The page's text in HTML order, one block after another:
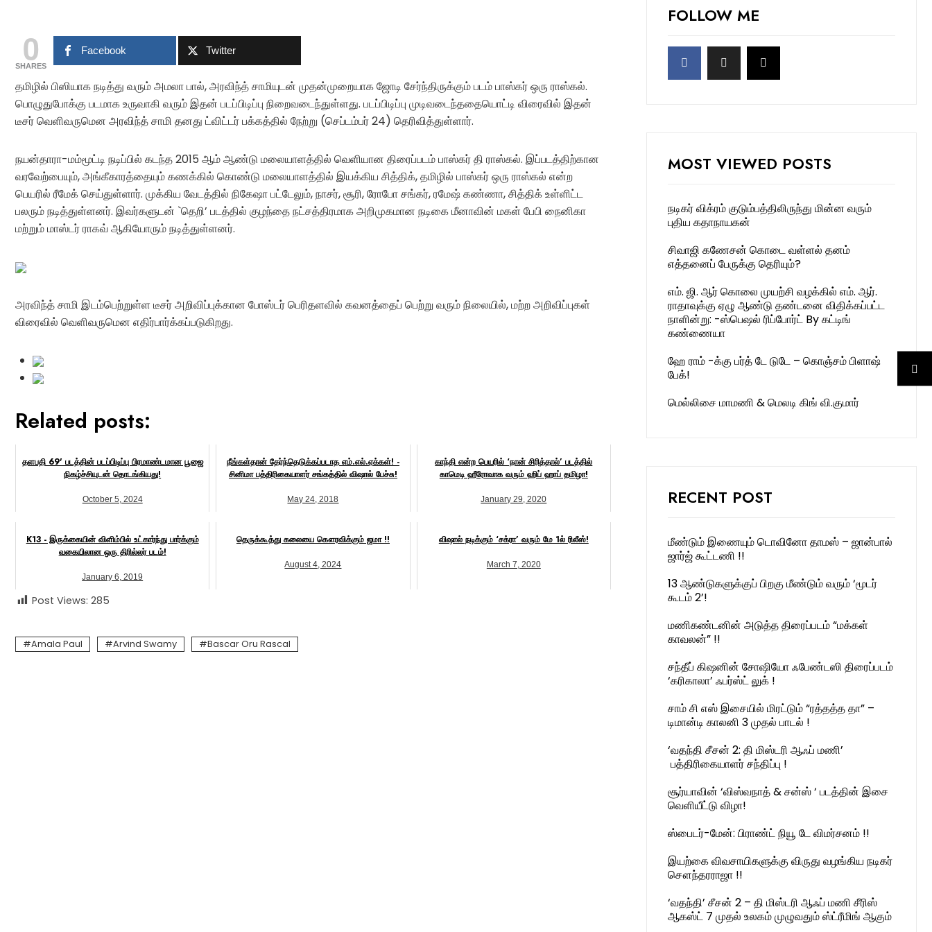
0
SHARES
Facebook Twitter
தமிழில் பிஸியாக நடித்து வரும் அமலா பால், அரவிந்த் சாமியுடன் முதன்முறையாக ஜோடி சேர்ந்திருக்கும் படம் பாஸ்கர் ஒரு ராஸ்கல்.
பொழுதுபோக்கு படமாக உருவாகி வரும் இதன் படப்பிடிப்பு நிறைவடைந்துள்ளது. படப்பிடிப்பு முடிவடைந்ததையொட்டி விரைவில் இதன்
டீசர் வெளிவருமென அரவிந்த் சாமி தனது ட்விட்டர் பக்கத்தில் நேற்று (செப்டம்பர் 24) தெரிவித்துள்ளார்.
நயன்தாரா-மம்மூட்டி நடிப்பில் கடந்த 2015 ஆம் ஆண்டு மலையாளத்தில் வெளியான திரைப்படம் பாஸ்கர் தி ராஸ்கல். இப்படத்திற்கான
வரவேற்பையும், அங்கீகாரத்தையும் கணக்கில் கொண்டு மலையாளத்தில் இயக்கிய சித்திக், தமிழில் பாஸ்கர் ஒரு ராஸ்கல் என்ற
பெயரில் ரீமேக் செய்துள்ளார். முக்கிய வேடத்தில் நிகேஷா பட்டேலும், நாசர், சூரி, ரோபோ சங்கர், ரமேஷ் கண்ணா, சித்திக் உள்ளிட்ட
பலரும் நடித்துள்ளனர். இவர்களுடன் `தெறி’ படத்தில் குழந்தை நட்சத்திரமாக அறிமுகமான நடிகை மீனாவின் மகள் பேபி நைனிகா
மற்றும் மாஸ்டர் ராகவ் ஆகியோரும் நடித்துள்ளனர்.
அரவிந்த் சாமி இடம்பெற்றுள்ள டீசர் அறிவிப்புக்கான போஸ்டர் பெரிதளவில் கவனத்தைப் பெற்று வரும் நிலையில், மற்ற அறிவிப்புகள்
விரைவில் வெளிவருமென எதிர்பார்க்கப்படுகிறது.
Related posts:
தளபதி 69' படத்தின் படப்பிடிப்பு பிரமாண்டமான பூஜை
நிகழ்ச்சியுடன் தொடங்கியது!
October 5, 2024
நீங்கள்தான் தேர்ந்தெடுக்கப்படாத எம்.எல்.ஏக்கள்! -
சினிமா பத்திரிகையாளர் சங்கத்தில் விஷால் பேச்சு!
May 24, 2018
காந்தி என்ற பெயரில் ‘நான் சிரித்தால்’ படத்தில்
காமெடி ஹீரோவாக வரும் ஹிப் ஹாப் தமிழா!
January 29, 2020
K13 - இருக்கையின் விளிம்பில் உட்கார்ந்து பார்க்கும்
வகையிலான ஒரு திரில்லர் படம்!
January 6, 2019
தெருக்கூத்து கலையை கௌரவிக்கும் ஜமா !!
August 4, 2024
விஷால் நடிக்கும் ‘சக்ரா’ வரும் மே 1ல் ரிலீஸ்!
March 7, 2020
Post Views: 285
Amala Paul Arvind Swamy Bascar Oru Rascal
FOLLOW ME
MOST VIEWED POSTS
நடிகர் விக்ரம் குடும்பத்திலிருந்து மின்ன வரும்
புதிய கதாநாயகன்
சிவாஜி கணேசன் கொடை வள்ளல் தனம்
எத்தனைப் பேருக்கு தெரியும்?
எம். ஜி. ஆர் கொலை முயற்சி வழக்கில் எம். ஆர்.
ராதாவுக்கு ஏழு ஆண்டு தண்டனை விதிக்கப்பட்ட
நாளின்று: -ஸ்பெஷல் ரிப்போர்ட் By கட்டிங்
கண்ணையா
ஹே ராம் -க்கு பர்த் டே டுடே – கொஞ்சம் பிளாஷ்
பேக்!
மெல்லிசை மாமணி & மெலடி கிங் வி.குமார்
RECENT POST
மீண்டும் இணையும் டொவினோ தாமஸ் – ஜான்பால்
ஜார்ஜ் கூட்டணி !!
13 ஆண்டுகளுக்குப் பிறகு மீண்டும் வரும் ‘மூடர்
கூடம் 2’!
மணிகண்டனின் அடுத்த திரைப்படம் “மக்கள்
காவலன்” !!
சந்தீப் கிஷனின் சோஷியோ ஃபேண்டஸி திரைப்படம்
‘கரிகாலா’ ஃபர்ஸ்ட் லுக் !
சாம் சி எஸ் இசையில் மிரட்டும் “ரத்தத்த தா” –
டிமான்டி காலனி 3 முதல் பாடல் !
‘வதந்தி சீசன் 2: தி மிஸ்டரி ஆஃப் மணி’
பத்திரிகையாளர் சந்திப்பு !
சூர்யாவின் ‘விஸ்வநாத் & சன்ஸ் ‘ படத்தின் இசை
வெளியீட்டு விழா!
ஸ்பைடர்-மேன்: பிராண்ட் நியூ டே விமர்சனம் !!
இயற்கை விவசாயிகளுக்கு விருது வழங்கிய நடிகர்
சௌந்தரராஜா !!
‘வதந்தி’ சீசன் 2 – தி மிஸ்டரி ஆஃப் மணி சீரிஸ்
ஆகஸ்ட் 7 முதல் உலகம் முழுவதும் ஸ்ட்ரீமிங் ஆகும்